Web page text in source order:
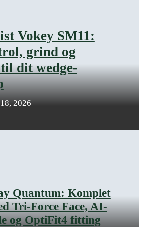
Vokey SM11:
grind og
dit wedge-
2026
Quantum: Komplet
Tri-Force Face, AI-
og OptiFit4 fitting